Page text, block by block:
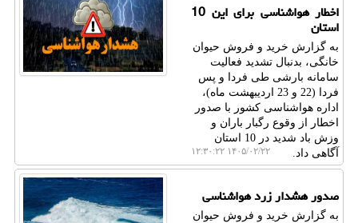
اخطار هواشناسی برای این 10
استان
به گزارش خرید و فروش حیوان
خانگی، بدنبال تشدید فعالیت
سامانه بارشی طی فردا و پس
فردا (22 و 23 اردیبهشت ماه)،
اداره هواشناسی کشور با صدور
اخطار از وقوع رگبار باران و
وزش باد شدید در 10 استان
آگاهی داد.
۱۴۰۵/۰۲/۲۲ ۱۲:۳۰:۲۲
صدور هشدار زرد هواشناسی
به گزارش خرید و فروش حیوان